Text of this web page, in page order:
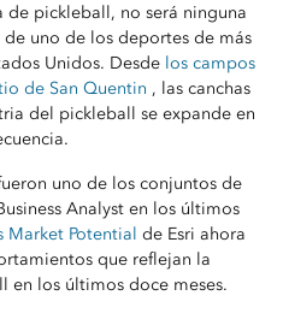
de pickleball, no será ninguna
uno de los deportes de más
Unidos. Desde los campos
de San Quentin , las canchas
del pickleball se expande en
uno de los conjuntos de
Analyst en los últimos
Potential de Esri ahora
que reflejan la
en los últimos doce meses.